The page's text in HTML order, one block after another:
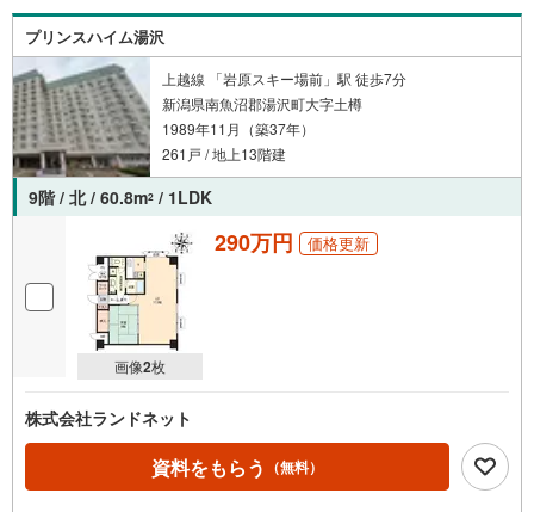
プリンスハイム湯沢
上越線 「岩原スキー場前」駅 徒歩7分
新潟県南魚沼郡湯沢町大字土樽
1989年11月（築37年）
261戸 / 地上13階建
9階 / 北 / 60.8m2 / 1LDK
画像2枚
290万円 価格更新
株式会社ランドネット
資料をもらう （無料）